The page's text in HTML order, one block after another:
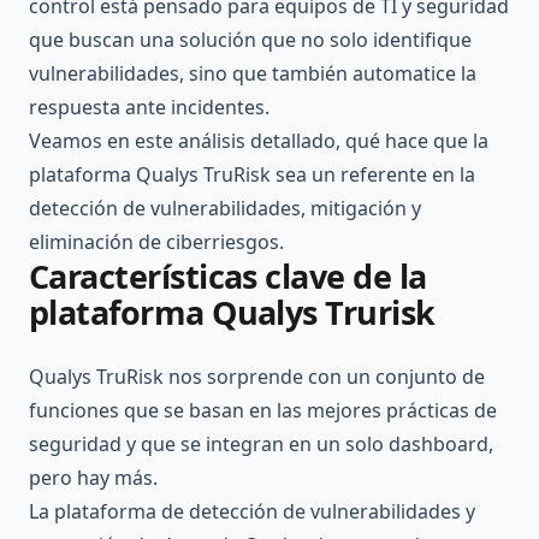
control está pensado para equipos de TI y seguridad
que buscan una solución que no solo identifique
vulnerabilidades, sino que también automatice la
respuesta ante incidentes.
Veamos en este análisis detallado, qué hace que la
plataforma Qualys TruRisk sea un referente en la
detección de vulnerabilidades, mitigación y
eliminación de ciberriesgos.
Características clave de la
plataforma Qualys Trurisk
Qualys TruRisk nos sorprende con un conjunto de
funciones que se basan en las mejores prácticas de
seguridad y que se integran en un solo dashboard,
pero hay más.
La plataforma de detección de vulnerabilidades y